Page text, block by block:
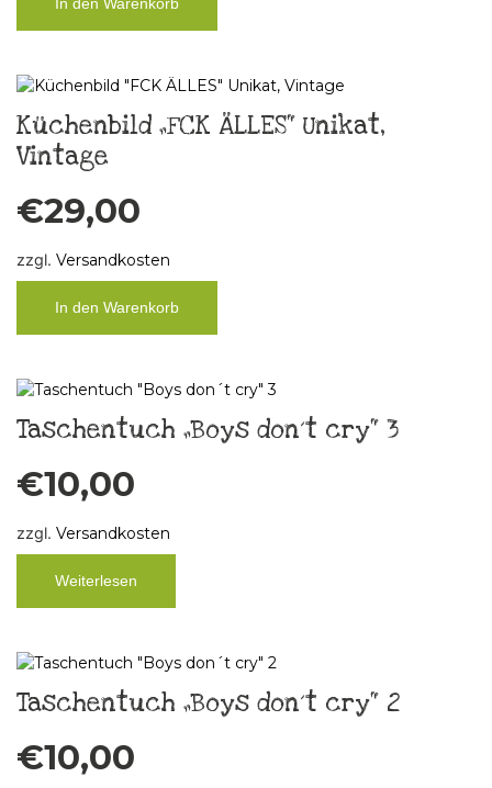
Küchenbild „FCK ÄLLES“ Unikat,
Vintage
€29,00
zzgl. Versandkosten
In den Warenkorb
Taschentuch „Boys don´t cry“ 3
€10,00
zzgl. Versandkosten
Weiterlesen
Taschentuch „Boys don´t cry“ 2
€10,00